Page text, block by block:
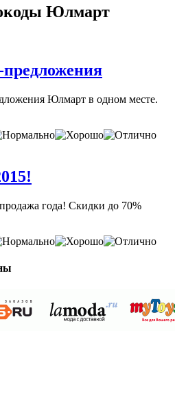
Юлмарт
Юлмарт в одном месте.
года! Скидки до 70%